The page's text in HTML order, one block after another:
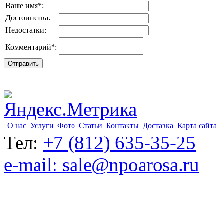
Ваше имя*:
Достоинства:
Недостатки:
Комментарий*:
О нас Услуги Фото Статьи Контакты Доставка Карта сайта
Тел: +7 (812) 635-35-25
e-mail: sale@npoarosa.ru